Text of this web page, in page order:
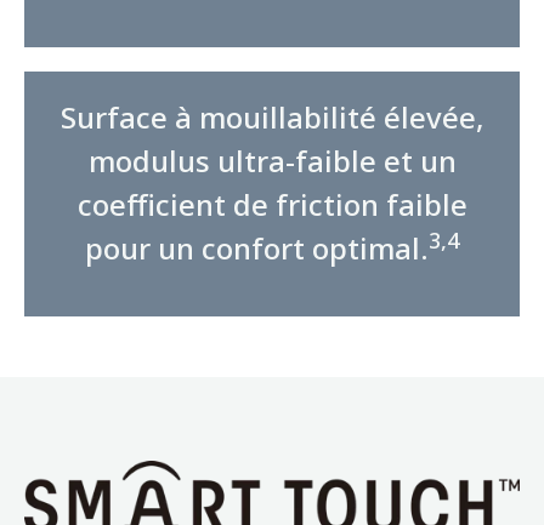
Surface à mouillabilité élevée,
modulus ultra-faible et un
coefficient de friction faible
pour un confort optimal.3,4